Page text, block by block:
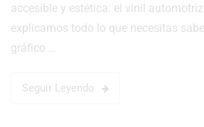
accesible y estética: el vinil
explicamos todo lo que necesitas
gráfico …
Seguir Leyendo